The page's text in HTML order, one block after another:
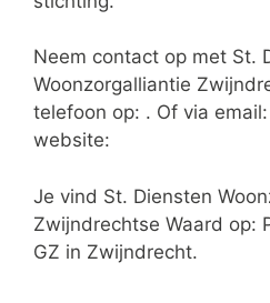
Neem contact op met St.
Woonzorgalliantie
telefoon op: . Of via email:
website:
Je vind St. Diensten
Zwijndrechtse Waard op:
GZ in Zwijndrecht.